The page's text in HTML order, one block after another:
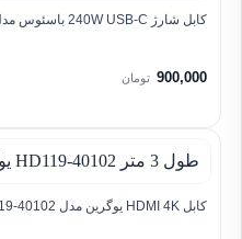
کابل شارژ 240W USB-C باسئوس مدل p10377803U03-01 طول 1 متر
900,000 تومان
کابل HDMI 4K یوگرین مدل HD119-40102 طول 3 متر